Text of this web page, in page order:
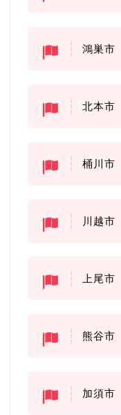
鴻巣市
北本市
桶川市
川越市
上尾市
熊谷市
加須市